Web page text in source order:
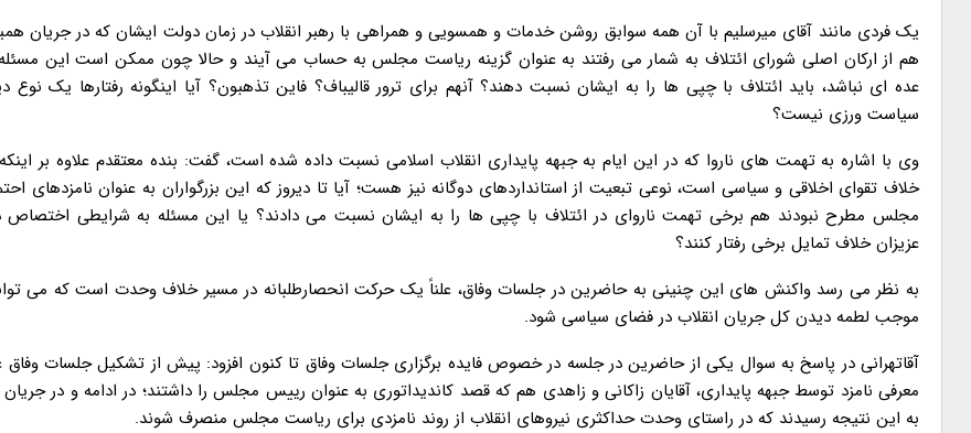
یک فردی مانند آقای میرسلیم با آن همه سوابق روشن خدمات و همسویی و همراهی با رهبر انقلاب در زمان دولت ایشان که در جریان
هم از ارکان اصلی شورای ائتلاف به شمار می رفتند به عنوان گزینه ریاست مجلس به حساب می آیند و حالا چون ممکن است این
عده ای نباشد، باید ائتلاف با چپی ها را به ایشان نسبت دهند؟ آنهم برای ترور قالیباف؟ فاین تذهبون؟ آیا اینگونه رفتارها یک نوع
سیاست ورزی نیست؟
وی با اشاره به تهمت های ناروا که در این ایام به جبهه پایداری انقلاب اسلامی نسبت داده شده است، گفت: بنده معتقدم علاوه بر
خلاف تقوای اخلاقی و سیاسی است، نوعی تبعیت از استانداردهای دوگانه نیز هست؛ آیا تا دیروز که این بزرگواران به عنوان نامزدهای
مجلس مطرح نبودند هم برخی تهمت ناروای در ائتلاف با چپی ها را به ایشان نسبت می دادند؟ یا این مسئله به شرایطی اختصاص
عزیزان خلاف تمایل برخی رفتار کنند؟
به نظر می رسد واکنش های این چنینی به حاضرین در جلسات وفاق، علناً یک حرکت انحصارطلبانه در مسیر خلاف وحدت است که می
موجب لطمه دیدن کل جریان انقلاب در فضای سیاسی شود.
آقاتهرانی در پاسخ به سوال یکی از حاضرین در جلسه در خصوص فایده برگزاری جلسات وفاق تا کنون افزود: پیش از تشکیل جلسات وفاق
معرفی نامزد توسط جبهه پایداری، آقایان زاکانی و زاهدی هم که قصد کاندیداتوری به عنوان رییس مجلس را داشتند؛ در ادامه و در
به این نتیجه رسیدند که در راستای وحدت حداکثری نیروهای انقلاب از روند نامزدی برای ریاست مجلس منصرف شوند.